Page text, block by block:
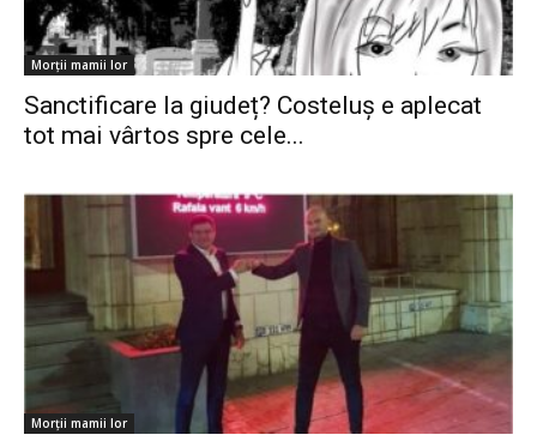
Morții mamii lor
Sanctificare la giudeț? Costeluș e aplecat
tot mai vârtos spre cele...
Morții mamii lor